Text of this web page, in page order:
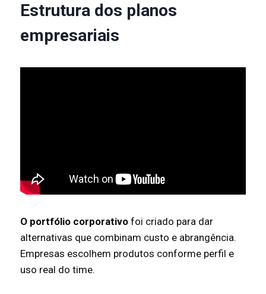
Estrutura dos planos
empresariais
O portfólio corporativo foi criado para dar
alternativas que combinam custo e abrangência.
Empresas escolhem produtos conforme perfil e
uso real do time.